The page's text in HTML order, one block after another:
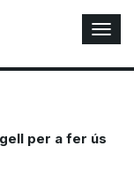
A
l
t
a
per a fer ús